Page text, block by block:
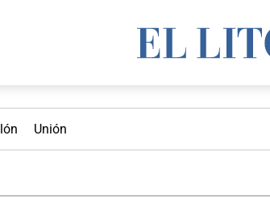
Unión